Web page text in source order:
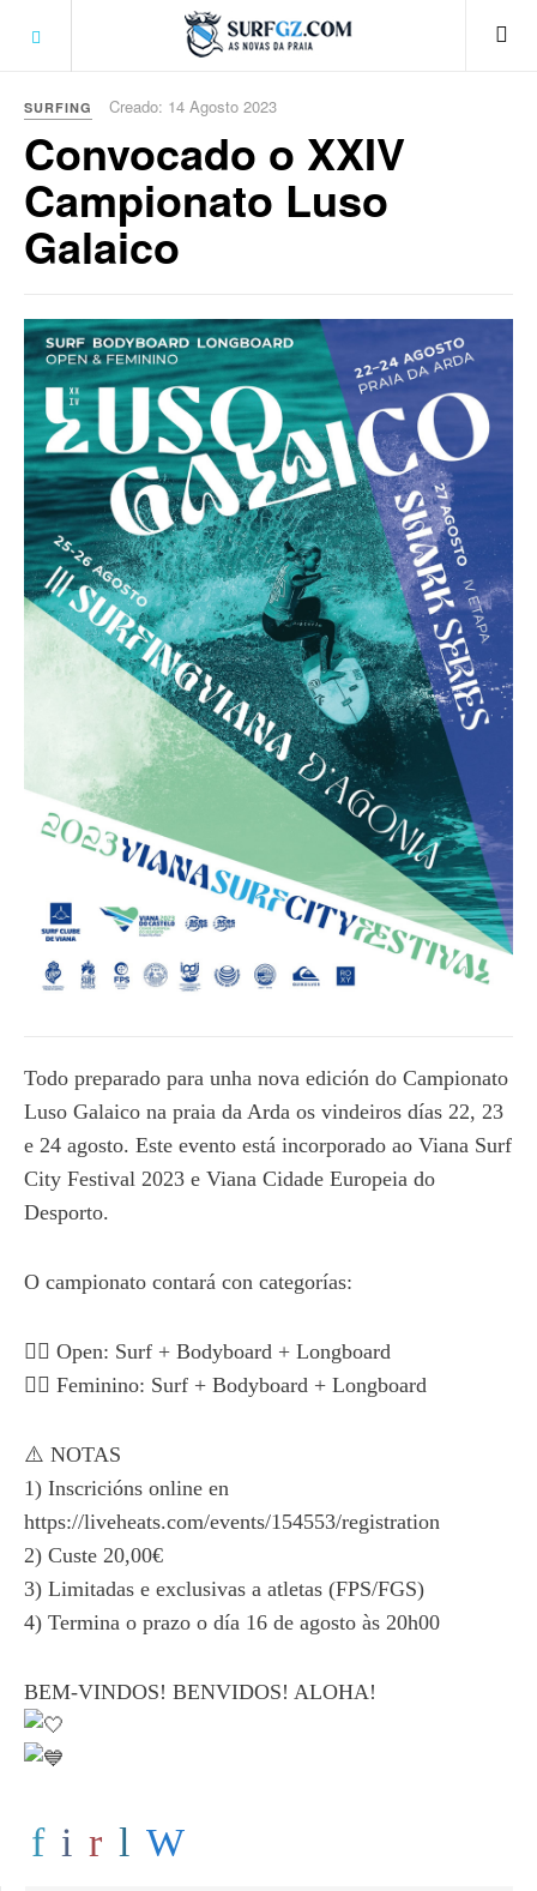
SURFING Creado: 14 Agosto 2023
Convocado o XXIV
Campionato Luso
Galaico
Todo preparado para unha nova edición do Campionato
Luso Galaico na praia da Arda os vindeiros días 22, 23
e 24 agosto. Este evento está incorporado ao Viana Surf
City Festival 2023 e Viana Cidade Europeia do
Desporto.
O campionato contará con categorías:
🏄‍♂️ Open: Surf + Bodyboard + Longboard
🏄‍♀️ Feminino: Surf + Bodyboard + Longboard
⚠️ NOTAS
1) Inscricións online en
https://liveheats.com/events/154553/registration
2) Custe 20,00€
3) Limitadas e exclusivas a atletas (FPS/FGS)
4) Termina o prazo o día 16 de agosto às 20h00
BEM-VINDOS! BENVIDOS! ALOHA!